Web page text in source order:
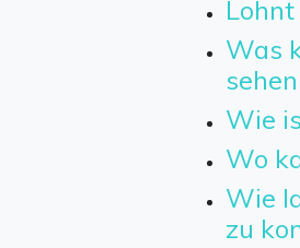
Was
Wie
Wo
Wie
zu